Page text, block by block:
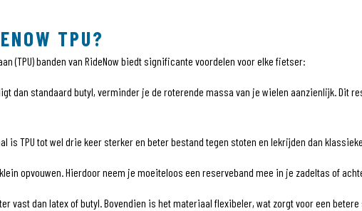
TPU?
(TPU) banden van RideNow biedt significante voordelen voor elke fietser:
dan standaard butyl, verminder je de roterende massa van je wielen aanzienlijk. Dit
is TPU tot wel drie keer sterker en beter bestand tegen stoten en lekrijden dan
opvouwen. Hierdoor neem je moeiteloos een reserveband mee in je zadeltas of
vast dan latex of butyl. Bovendien is het materiaal flexibeler, wat zorgt voor een